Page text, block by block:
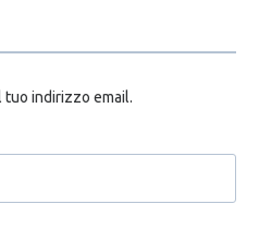
tuo indirizzo email.